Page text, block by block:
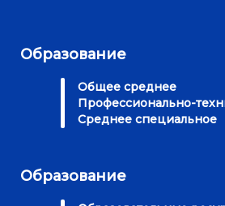
Образование
Общее среднее
Профессионально-
Среднее специальное
Образование